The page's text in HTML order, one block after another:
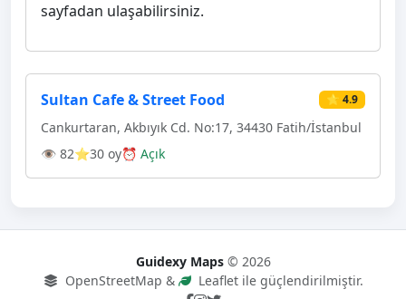
sayfadan ulaşabilirsiniz.
Sultan Cafe & Street Food ⭐ 4.9
Cankurtaran, Akbıyık Cd. No:17, 34430 Fatih/İstanbul
👁 82⭐30 oy⏰ Açık
Guidexy Maps© 2026
OpenStreetMap &
Leaflet ile güçlendirilmiştir.